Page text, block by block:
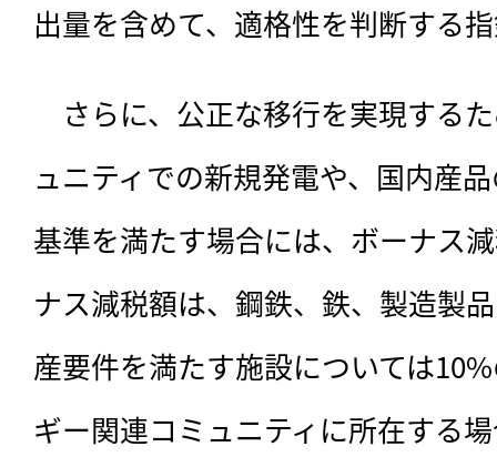
出量を含めて、適格性を判断する
さらに、公正な移行を実現する
ュニティでの新規発電や、国内産
基準を満たす場合には、ボーナス
ナス減税額は、鋼鉄、鉄、製造製
産要件を満たす施設については
ギー関連コミュニティに所在する